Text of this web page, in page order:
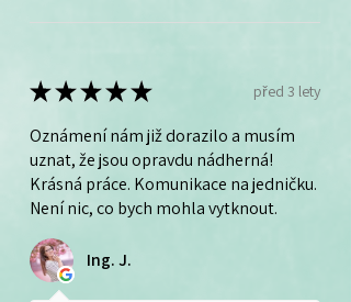
★★★★★ před 3 lety
Oznámení nám již dorazilo a musím
uznat, že jsou opravdu nádherná!
Krásná práce. Komunikace na jedničku.
Není nic, co bych mohla vytknout.
Ing. J.